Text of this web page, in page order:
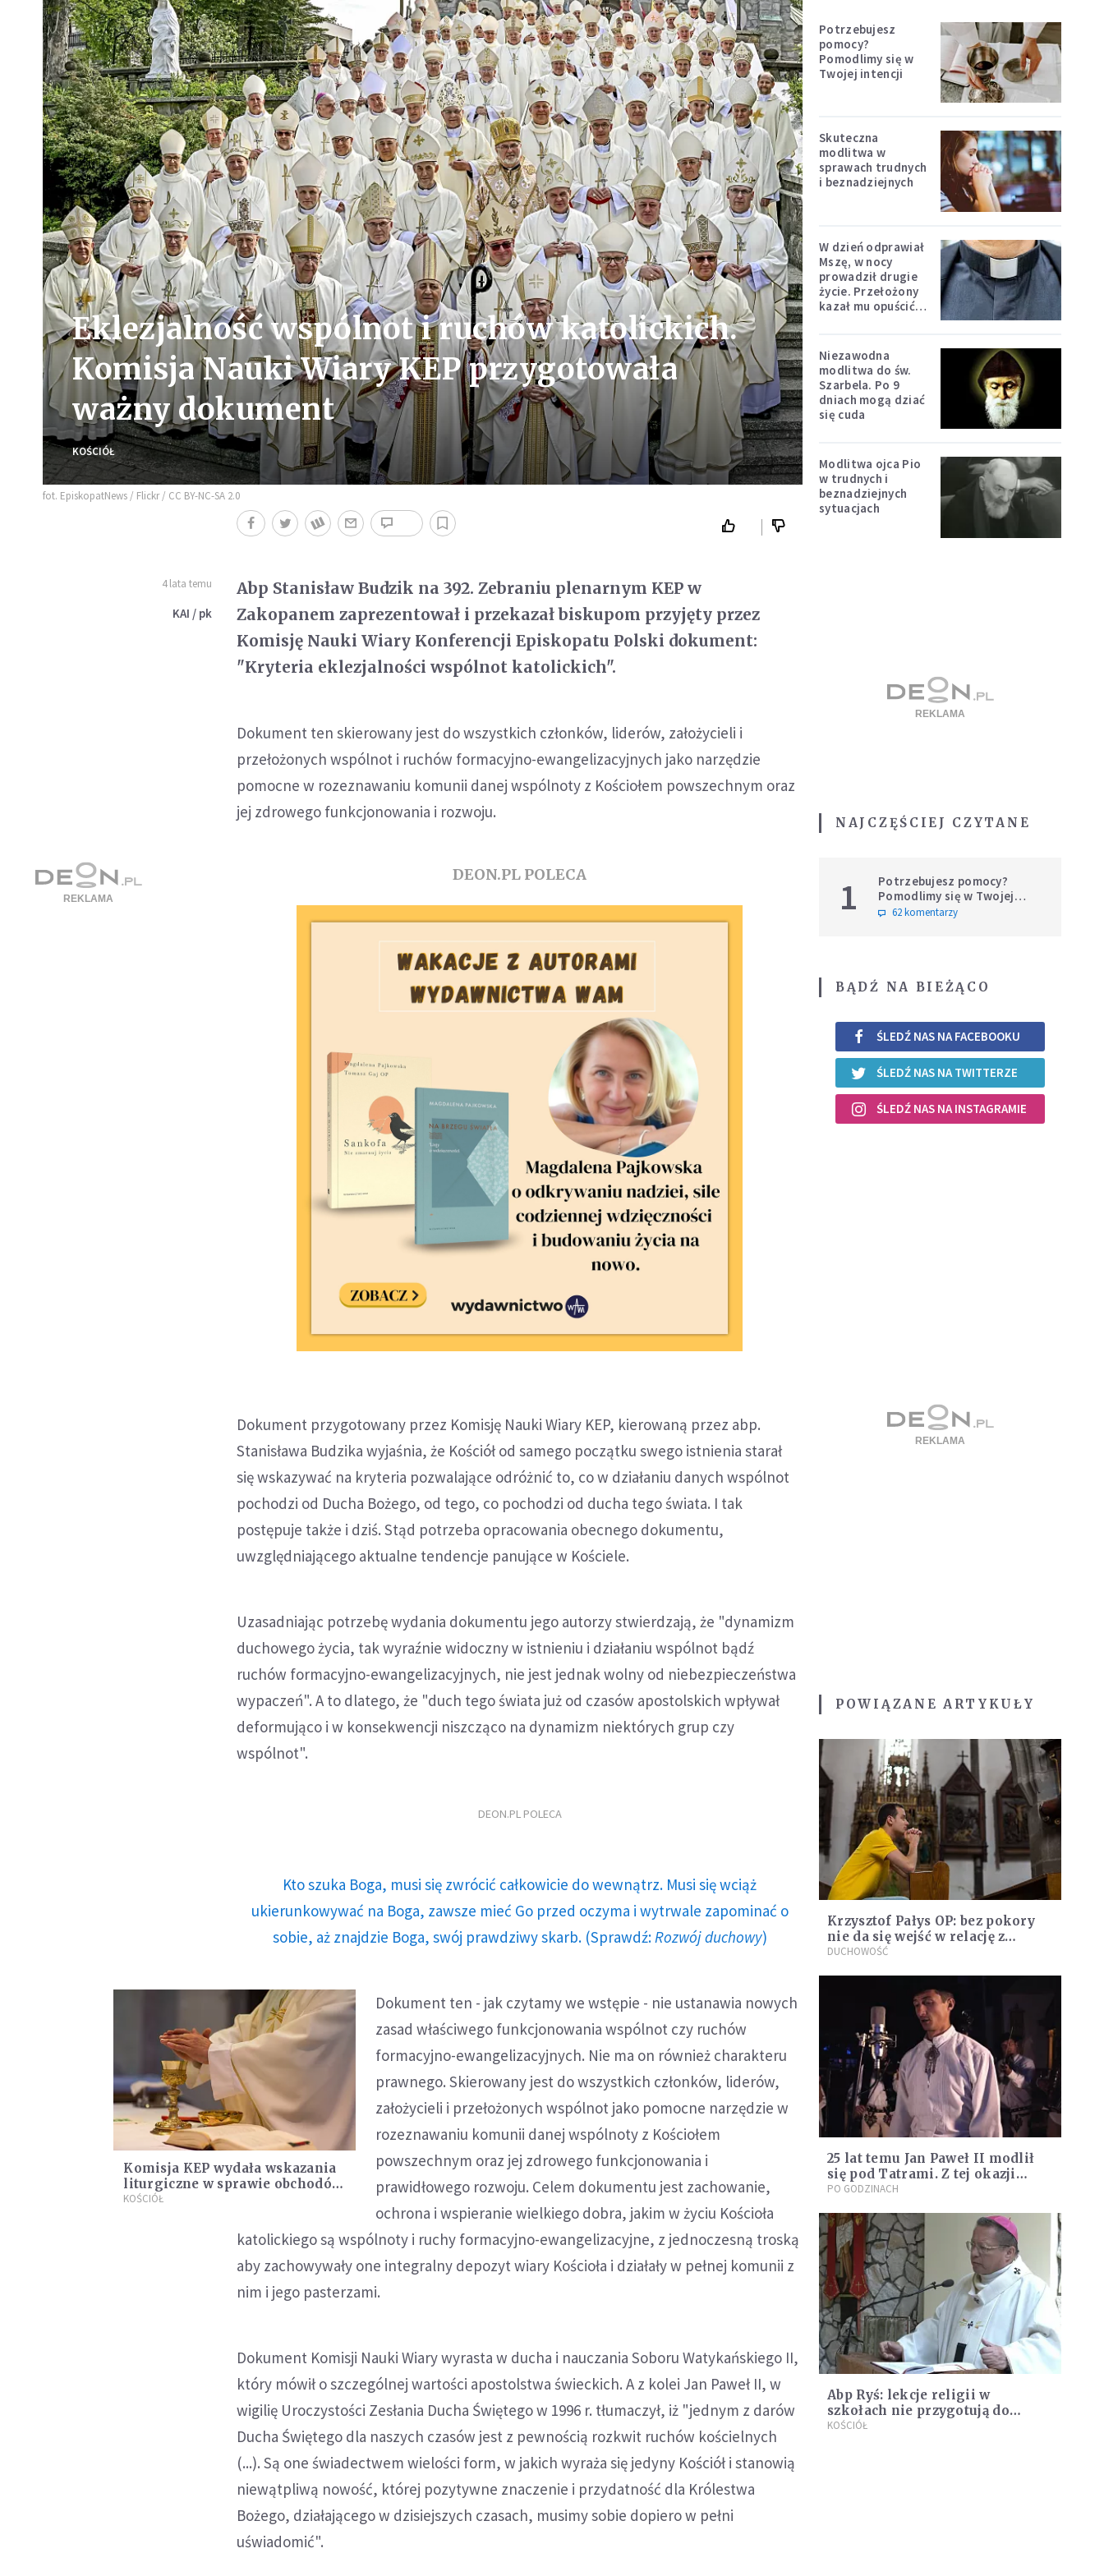
Eklezjalność wspólnot i ruchów katolickich.
Komisja Nauki Wiary KEP przygotowała
ważny dokument
KOŚCIÓŁ
fot. EpiskopatNews / Flickr / CC BY-NC-SA 2.0
4 lata temu
KAI / pk
Abp Stanisław Budzik na 392. Zebraniu plenarnym KEP w
Zakopanem zaprezentował i przekazał biskupom przyjęty przez
Komisję Nauki Wiary Konferencji Episkopatu Polski dokument:
"Kryteria eklezjalności wspólnot katolickich".
Dokument ten skierowany jest do wszystkich członków, liderów, założycieli i
przełożonych wspólnot i ruchów formacyjno-ewangelizacyjnych jako narzędzie
pomocne w rozeznawaniu komunii danej wspólnoty z Kościołem powszechnym oraz
jej zdrowego funkcjonowania i rozwoju.
DEON.PL POLECA
Dokument przygotowany przez Komisję Nauki Wiary KEP, kierowaną przez abp.
Stanisława Budzika wyjaśnia, że Kościół od samego początku swego istnienia starał
się wskazywać na kryteria pozwalające odróżnić to, co w działaniu danych wspólnot
pochodzi od Ducha Bożego, od tego, co pochodzi od ducha tego świata. I tak
postępuje także i dziś. Stąd potrzeba opracowania obecnego dokumentu,
uwzględniającego aktualne tendencje panujące w Kościele.
Uzasadniając potrzebę wydania dokumentu jego autorzy stwierdzają, że "dynamizm
duchowego życia, tak wyraźnie widoczny w istnieniu i działaniu wspólnot bądź
ruchów formacyjno-ewangelizacyjnych, nie jest jednak wolny od niebezpieczeństwa
wypaczeń". A to dlatego, że "duch tego świata już od czasów apostolskich wpływał
deformująco i w konsekwencji niszcząco na dynamizm niektórych grup czy
wspólnot".
DEON.PL POLECA
Kto szuka Boga, musi się zwrócić całkowicie do wewnątrz. Musi się wciąż
ukierunkowywać na Boga, zawsze mieć Go przed oczyma i wytrwale zapominać o
sobie, aż znajdzie Boga, swój prawdziwy skarb. (Sprawdź: Rozwój duchowy)
Komisja KEP wydała wskazania
liturgiczne w sprawie obchodów
triduum paschalnego
KOŚCIÓŁ
Dokument ten - jak czytamy we wstępie - nie ustanawia nowych
zasad właściwego funkcjonowania wspólnot czy ruchów
formacyjno-ewangelizacyjnych. Nie ma on również charakteru
prawnego. Skierowany jest do wszystkich członków, liderów,
założycieli i przełożonych wspólnot jako pomocne narzędzie w
rozeznawaniu komunii danej wspólnoty z Kościołem
powszechnym oraz jej zdrowego funkcjonowania i
prawidłowego rozwoju. Celem dokumentu jest zachowanie,
ochrona i wspieranie wielkiego dobra, jakim w życiu Kościoła
katolickiego są wspólnoty i ruchy formacyjno-ewangelizacyjne, z jednoczesną troską
aby zachowywały one integralny depozyt wiary Kościoła i działały w pełnej komunii z
nim i jego pasterzami.
Dokument Komisji Nauki Wiary wyrasta w ducha i nauczania Soboru Watykańskiego II,
który mówił o szczególnej wartości apostolstwa świeckich. A z kolei Jan Paweł II, w
wigilię Uroczystości Zesłania Ducha Świętego w 1996 r. tłumaczył, iż "jednym z darów
Ducha Świętego dla naszych czasów jest z pewnością rozkwit ruchów kościelnych
(...). Są one świadectwem wielości form, w jakich wyraża się jedyny Kościół i stanowią
niewątpliwą nowość, której pozytywne znaczenie i przydatność dla Królestwa
Bożego, działającego w dzisiejszych czasach, musimy sobie dopiero w pełni
uświadomić".
Potrzebujesz
pomocy?
Pomodlimy się w
Twojej intencji
Skuteczna
modlitwa w
sprawach trudnych
i beznadziejnych
W dzień odprawiał
Mszę, w nocy
prowadził drugie
życie. Przełożony
kazał mu opuścić
Niezawodna
modlitwa do św.
Szarbela. Po 9
dniach mogą dziać
się cuda
Modlitwa ojca Pio
w trudnych i
beznadziejnych
sytuacjach
NAJCZĘŚCIEJ CZYTANE
1
Potrzebujesz pomocy?
Pomodlimy się w Twojej
intencji
62 komentarzy
BĄDŹ NA BIEŻĄCO
ŚLEDŹ NAS NA FACEBOOKU
ŚLEDŹ NAS NA TWITTERZE
ŚLEDŹ NAS NA INSTAGRAMIE
POWIĄZANE ARTYKUŁY
Krzysztof Pałys OP: bez pokory
nie da się wejść w relację z
Bogiem
DUCHOWOŚĆ
25 lat temu Jan Paweł II modlił
się pod Tatrami. Z tej okazji
górale nagrali poruszające
PO GODZINACH
Abp Ryś: lekcje religii w
szkołach nie przygotują do
przyjęcia sakramentów
KOŚCIÓŁ